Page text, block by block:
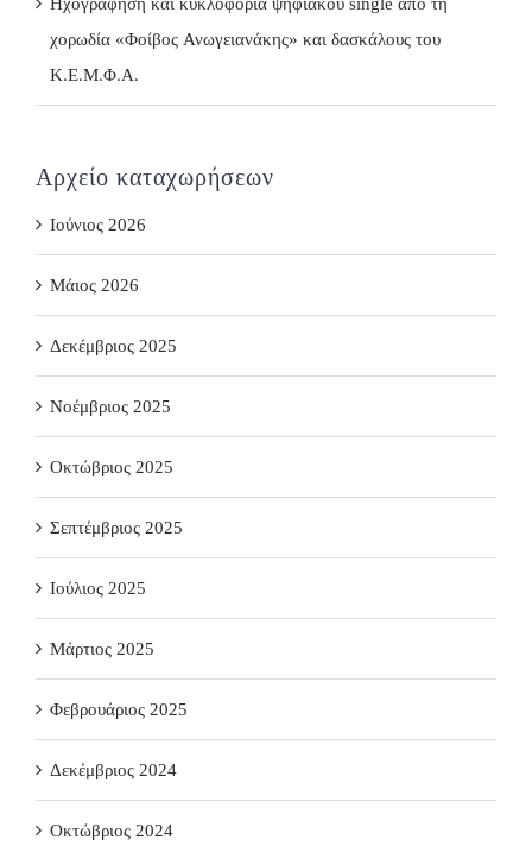
χορωδία «Φοίβος Ανωγειανάκης» και δασκάλους του
Κ.Ε.Μ.Φ.Α.
Αρχείο καταχωρήσεων
Ιούνιος 2026
Μάιος 2026
Δεκέμβριος 2025
Νοέμβριος 2025
Οκτώβριος 2025
Σεπτέμβριος 2025
Ιούλιος 2025
Μάρτιος 2025
Φεβρουάριος 2025
Δεκέμβριος 2024
Οκτώβριος 2024